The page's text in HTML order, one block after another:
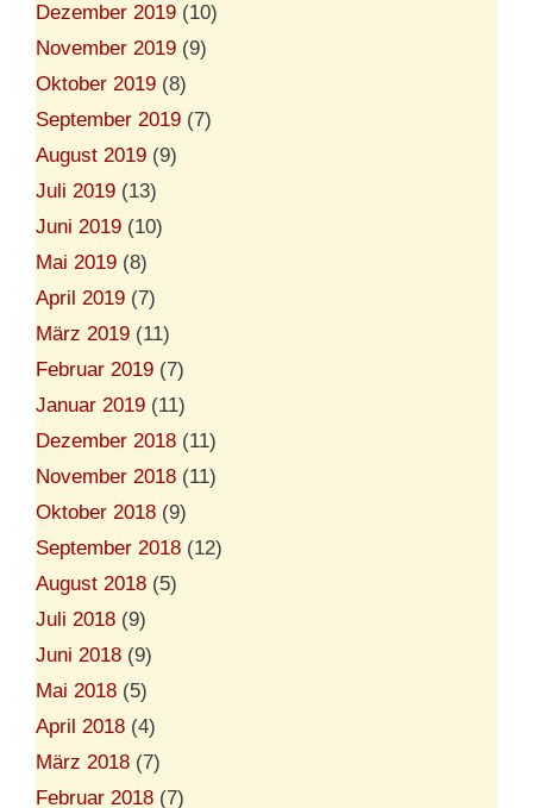
Dezember 2019 (10)
November 2019 (9)
Oktober 2019 (8)
September 2019 (7)
August 2019 (9)
Juli 2019 (13)
Juni 2019 (10)
Mai 2019 (8)
April 2019 (7)
März 2019 (11)
Februar 2019 (7)
Januar 2019 (11)
Dezember 2018 (11)
November 2018 (11)
Oktober 2018 (9)
September 2018 (12)
August 2018 (5)
Juli 2018 (9)
Juni 2018 (9)
Mai 2018 (5)
April 2018 (4)
März 2018 (7)
Februar 2018 (7)